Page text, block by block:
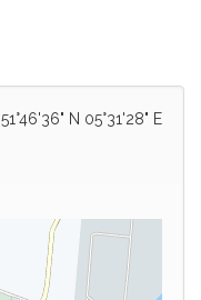
51°46'36" N 05°31'28" E